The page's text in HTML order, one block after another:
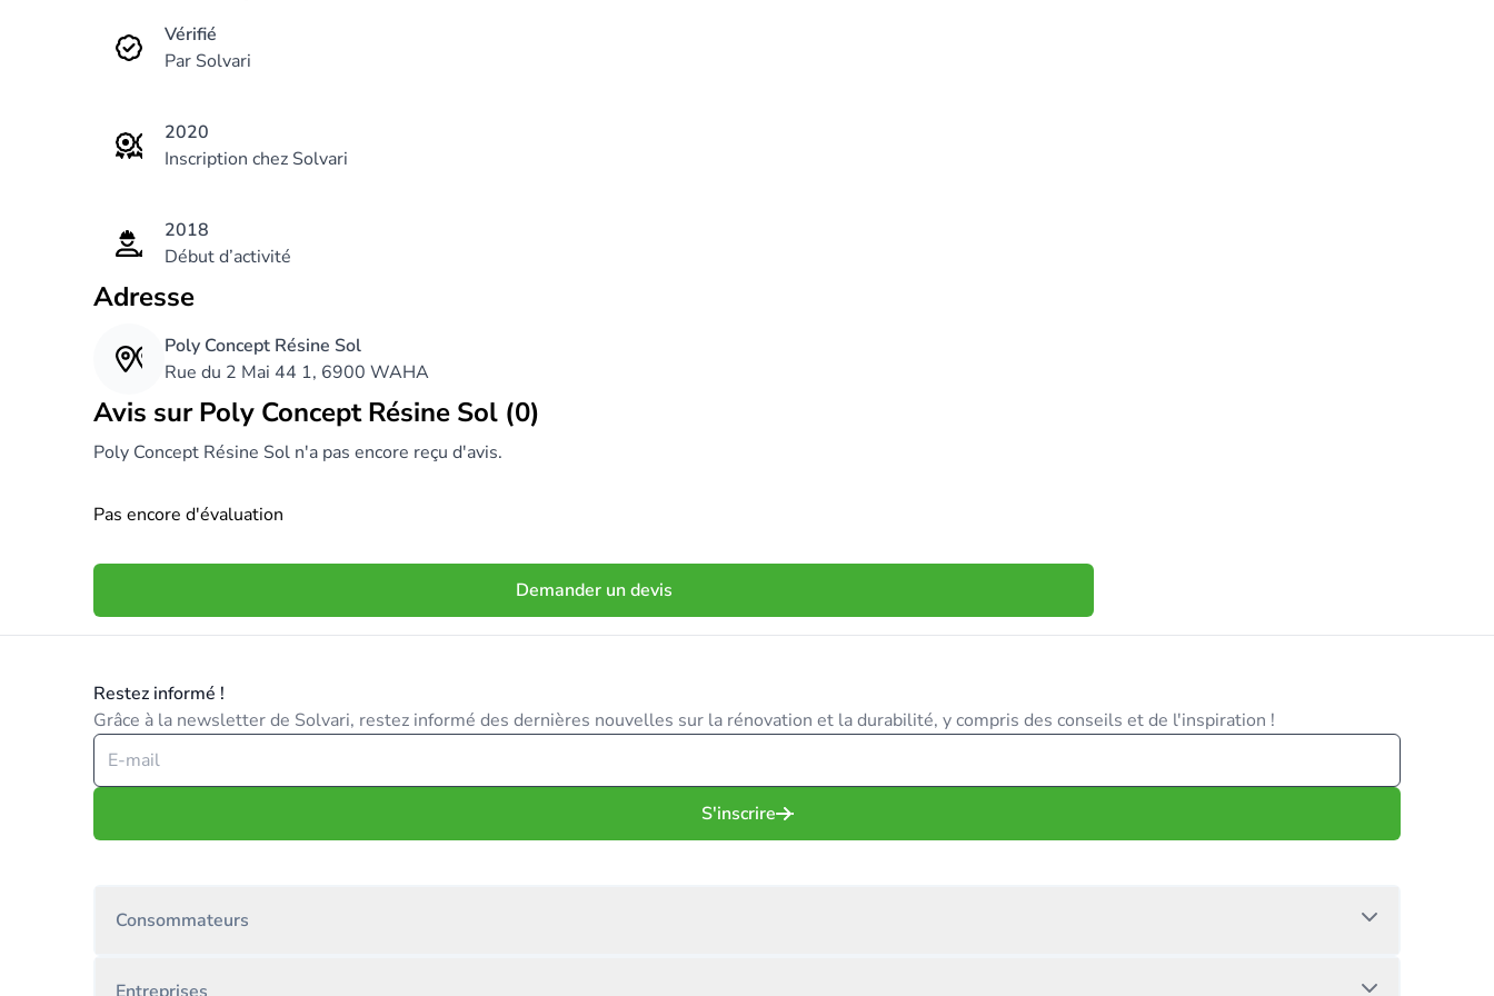
Vérifié
Par Solvari
2020
Inscription chez Solvari
2018
Début d’activité
Adresse
Poly Concept Résine Sol
Rue du 2 Mai 44 1, 6900 WAHA
Avis sur Poly Concept Résine Sol (0)
Poly Concept Résine Sol n'a pas encore reçu d'avis.
Pas encore d'évaluation
Demander un devis
Restez informé !
Grâce à la newsletter de Solvari, restez informé des dernières nouvelles sur la rénovation et la durabilité, y compris des conseils et de l'inspiration !
S'inscrire
Consommateurs